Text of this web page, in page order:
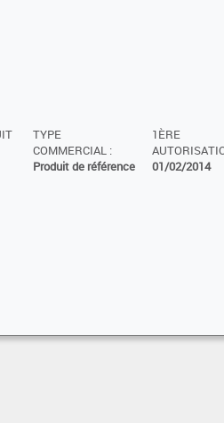
TYPE
COMMERCIAL :
Produit de référence
1ÈRE
01/02/2014